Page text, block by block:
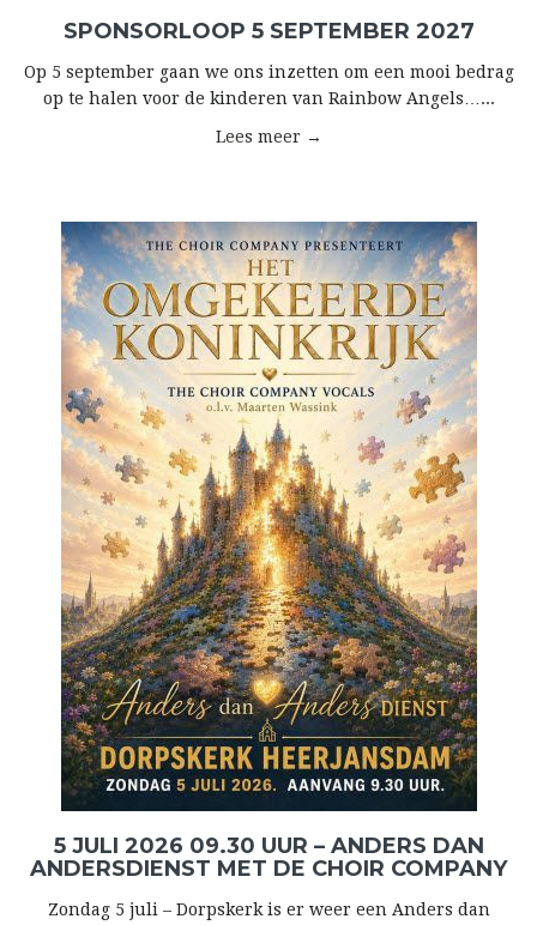
SPONSORLOOP 5 SEPTEMBER 2027
Op 5 september gaan we ons inzetten om een mooi bedrag
op te halen voor de kinderen van Rainbow Angels…...
Lees meer →
5 JULI 2026 09.30 UUR – ANDERS DAN
ANDERSDIENST MET DE CHOIR COMPANY
Zondag 5 juli – Dorpskerk is er weer een Anders dan